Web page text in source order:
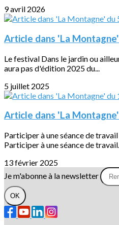
9 avril 2026
Article dans 'La
Le festival Dans le jardin ou
aura pas d'édition 2025 du...
5 juillet 2025
Article dans 'La
Participer à une séance de
Participer à une séance de
13 février 2025
Je m'abonne à la newsletter
OK